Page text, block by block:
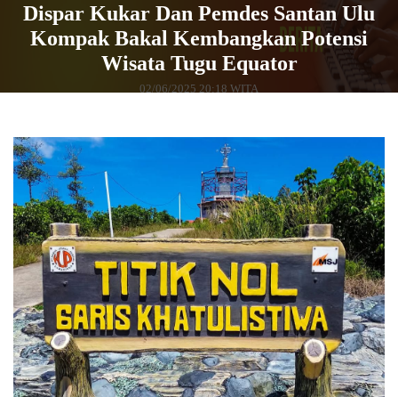
Dispar Kukar Dan Pemdes Santan Ulu
Kompak Bakal Kembangkan Potensi
Wisata Tugu Equator
02/06/2025 20:18 WITA